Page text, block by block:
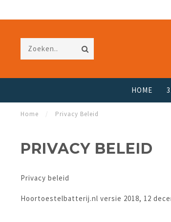
HOME
Home / Privacy Beleid
PRIVACY BELEID
Privacy beleid
Hoortoestelbatterij.nl versie 2018, 12